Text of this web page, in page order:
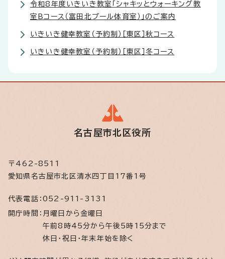
令和8年度いきいき教室「シャキッとウォーキング教
室Bコース（富田北プール体育室）」のご案内
いきいき健幸教室（予約制）［東区］秋コース
いきいき健幸教室（予約制）［東区］冬コース
名古屋市北区役所
〒462-8511
愛知県名古屋市北区清水四丁目17番1号
代表電話： 052-911-3131
開庁時間： 月曜日から金曜日
午前8時45分から午後5時15分まで
休日・祝日・年末年始を除く